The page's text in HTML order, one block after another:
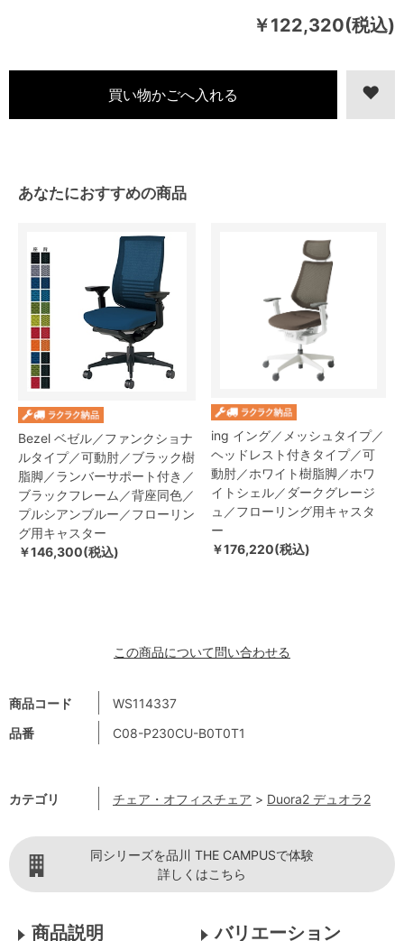
￥122,320(税込)
商品コード
WS114337
品番
C08-P230CU-B0T0T1
カテゴリ チェア・オフィスチェア > Duora2 デュオラ2
あなたにおすすめの商品
Bezel ベゼル／ファンクショナ
ルタイプ／可動肘／ブラック樹
脂脚／ランバーサポート付き／
ブラックフレーム／背座同色／
プルシアンブルー／フローリン
グ用キャスター
￥146,300(税込)
ing イング／メッシュタイプ／
ヘッドレスト付きタイプ／可
動肘／ホワイト樹脂脚／ホワ
イトシェル／ダークグレージ
ュ／フローリング用キャスタ
ー
￥176,220(税込)
この商品について問い合わせる
同シリーズを品川 THE CAMPUSで体験
詳しくはこちら
商品説明 バリエーション